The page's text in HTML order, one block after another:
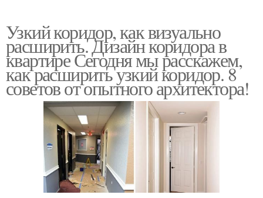
Узкий коридор, как визуально
расширить. Дизайн коридора в
квартире Сегодня мы расскажем,
как расширить узкий коридор. 8
советов от опытного архитектора!